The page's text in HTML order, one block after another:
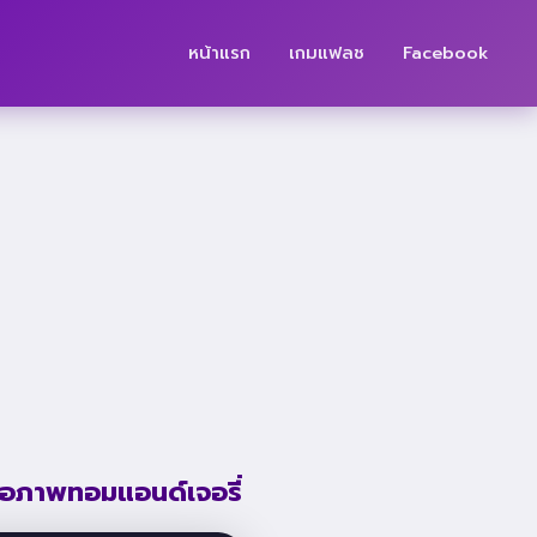
หน้าแรก เกมแฟลช Facebook
ภาพทอมแอนด์เจอรี่